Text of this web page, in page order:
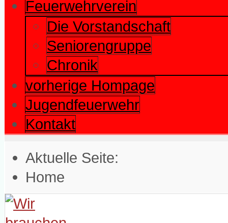
Feuerwehrverein
Die Vorstandschaft
Seniorengruppe
Chronik
vorherige Hompage
Jugendfeuerwehr
Kontakt
Aktuelle Seite:
Home